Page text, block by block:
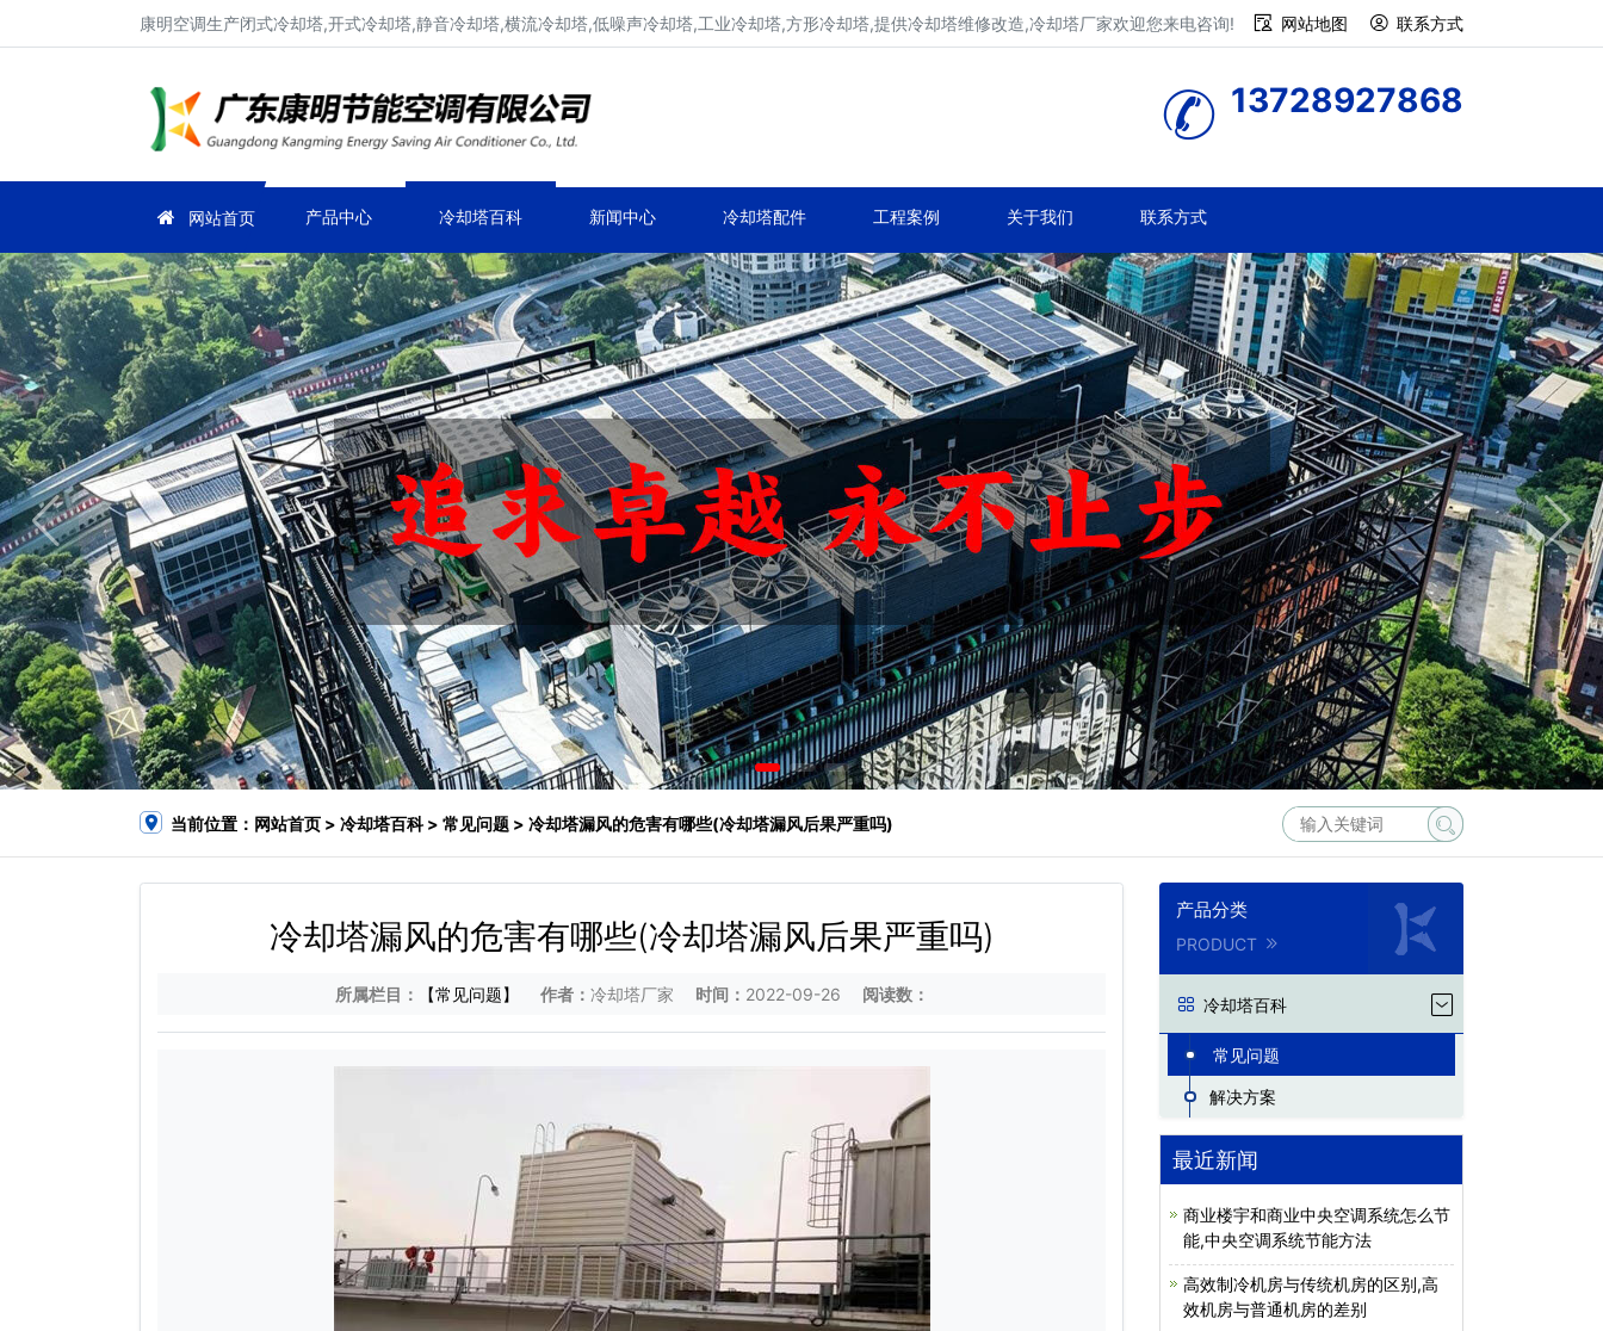
康明空调生产闭式冷却塔,开式冷却塔,静音冷却塔,横流冷却塔,低噪声冷却塔,工业冷却塔,方形冷却塔,提供冷却塔维修改造,冷却塔厂家欢迎您来电咨询! 网站地图 联系方式
13728927868
网站首页 产品中心 冷却塔百科 新闻中心 冷却塔配件 工程案例 关于我们 联系方式
当前位置： 网站首页 > 冷却塔百科> 常见问题 > 冷却塔漏风的危害有哪些(冷却塔漏风后果严重吗)
冷却塔漏风的危害有哪些(冷却塔漏风后果严重吗)
所属栏目： 【常见问题】 作者： 冷却塔厂家 时间： 2022-09-26 阅读数：
产品分类
PRODUCT
冷却塔百科
常见问题
解决方案
最近新闻
商业楼宇和商业中央空调系统怎么节
能,中央空调系统节能方法
高效制冷机房与传统机房的区别,高
效机房与普通机房的差别